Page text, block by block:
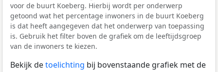
voor de buurt Koeberg. Hierbij wordt per onderwerp
getoond wat het percentage inwoners in de buurt Koeberg
is dat heeft aangegeven dat het onderwerp van toepassing
is. Gebruik het filter boven de grafiek om de leeftijdsgroep
van de inwoners te kiezen.
Bekijk detoelichting bij bovenstaande grafiek met de